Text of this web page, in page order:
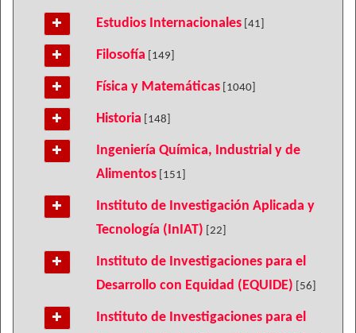
Estudios Internacionales [41]
Filosofía [149]
Física y Matemáticas [1040]
Historia [148]
Ingeniería Química, Industrial y de
Alimentos [151]
Instituto de Investigación Aplicada y
Tecnología (InIAT) [22]
Instituto de Investigaciones para el
Desarrollo con Equidad (EQUIDE) [56]
Instituto de Investigaciones para el